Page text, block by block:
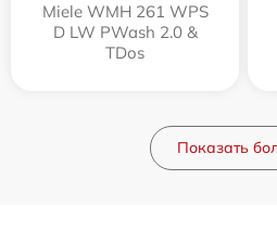
Miele WMH 261 WPS
D LW PWash 2.0 &
TDos
Показать